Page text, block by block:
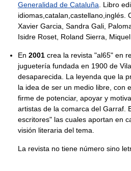
Generalidad de Cataluña . Libro
idiomas,catalan,castellano,inglés.
Xavier Garcia, Sandra Gali,
Isidre Roset, Roland Sierra, Miquel
En 2001 crea la revista "al65" en
juguetería fundada en 1900 de
desaparecida. La leyenda que la
la idea de ser un medio libre, con
firme de potenciar, apoyar y
artistas de la comarca del Garraf.
escritores" las cuales aportan en
visión literaria del tema.
La revista no tiene número sino